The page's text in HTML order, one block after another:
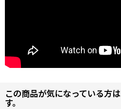
この商品が気になっている方
す。